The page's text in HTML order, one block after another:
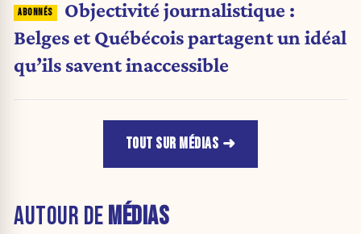
Objectivité journalistique :
Belges et Québécois partagent un idéal
qu’ils savent inaccessible
TOUT SUR MÉDIAS
AUTOUR DEMÉDIAS